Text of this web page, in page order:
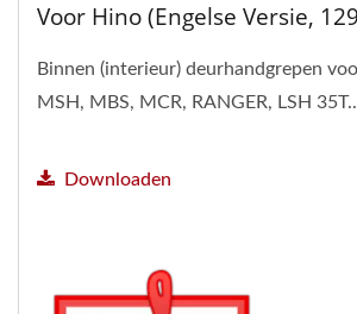
Voor Hino (Engelse Versie,
Binnen (interieur) deurhandgrepen
MSH, MBS, MCR, RANGER, LSH
Downloaden